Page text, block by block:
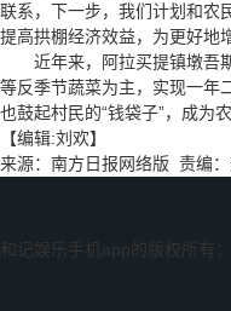
联系，下一步，我们计划和农
提高拱棚经济效益，为更好地
近年来，阿拉买提镇墩吾斯
等反季节蔬菜为主，实现一年
也鼓起村民的“钱袋子”，成为
【编辑:刘欢】
来源：南方日报网络版 责编
和记娱乐手机app的版权所有